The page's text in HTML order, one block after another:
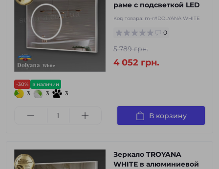
-30% в наличии
3 3 3
раме с подсветкой LED
Код товара: m-r#DOLYANA WHITE
0
5 789 грн.
4 052 грн.
В корзину
Зеркало TROYANA
WHITE в алюминиевой